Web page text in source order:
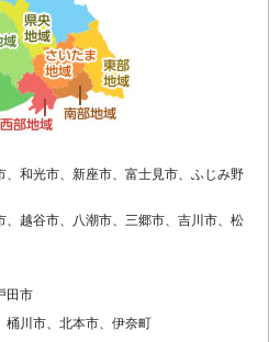
、和光市、新座市、富士見市、ふじみ野
、越谷市、八潮市、三郷市、吉川市、松
田市
桶川市、北本市、伊奈町